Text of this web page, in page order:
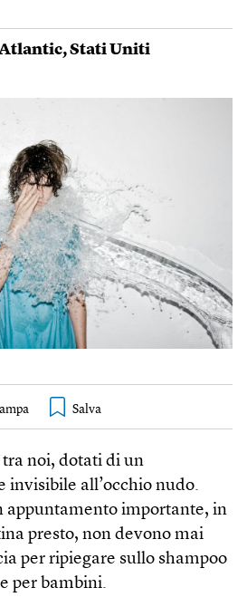
,Stati Uniti
noi, dotati di un
invisibile all’occhio nudo.
appuntamento importante, in
presto, non devono mai
per ripiegare sullo shampoo
per bambini.